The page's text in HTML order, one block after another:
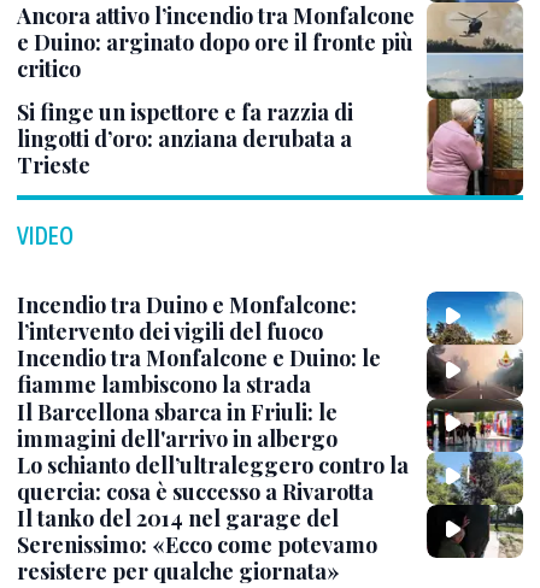
Ancora attivo l’incendio tra Monfalcone
e Duino: arginato dopo ore il fronte più
critico
Si finge un ispettore e fa razzia di
lingotti d’oro: anziana derubata a
Trieste
VIDEO
Incendio tra Duino e Monfalcone:
l’intervento dei vigili del fuoco
Incendio tra Monfalcone e Duino: le
fiamme lambiscono la strada
Il Barcellona sbarca in Friuli: le
immagini dell'arrivo in albergo
Lo schianto dell’ultraleggero contro la
quercia: cosa è successo a Rivarotta
Il tanko del 2014 nel garage del
Serenissimo: «Ecco come potevamo
resistere per qualche giornata»